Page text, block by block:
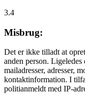
3.4
Misbrug:
Det er ikke tilladt at
anden person.
mailadresser, adresser,
kontaktinformation. I
politianmeldt med IP-